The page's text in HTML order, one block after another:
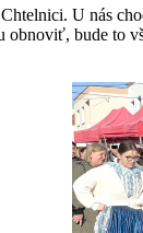
U nás
bude to